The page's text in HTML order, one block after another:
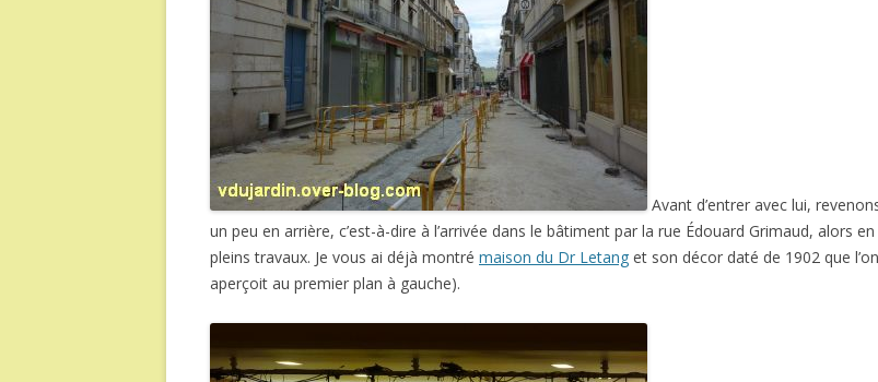
Avant d’entrer avec lui,
un peu en arrière, c’est-à-dire à l’arrivée dans le bâtiment par la rue Édouard Grimaud, alors en
pleins travaux. Je vous ai déjà montré maison du Dr Letang et son décor daté de 1902 que l’on
aperçoit au premier plan à gauche).